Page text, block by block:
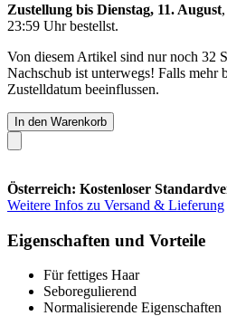
Zustellung bis Dienstag, 11. August
23:59 Uhrbestellst.
Von diesem Artikel sind nur noch 32
Nachschub ist unterwegs! Falls mehr
Zustelldatum beeinflussen.
In den Warenkorb
Österreich: Kostenloser
Weitere Infos zu Versand & Lieferung
Eigenschaften und Vorteile
Für fettiges Haar
Seboregulierend
Normalisierende Eigenschaften